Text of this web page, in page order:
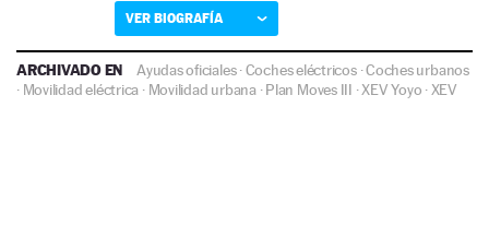
VER BIOGRAFÍA
ARCHIVADO EN Ayudas oficiales·Coches eléctricos·Coches urbanos
· Movilidad eléctrica · Movilidad urbana·Plan Moves III ·XEV Yoyo ·XEV